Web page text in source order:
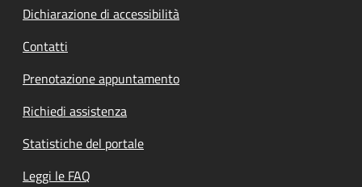
Dichiarazione di accessibilità
Contatti
Prenotazione appuntamento
Richiedi assistenza
Statistiche del portale
Leggi le FAQ